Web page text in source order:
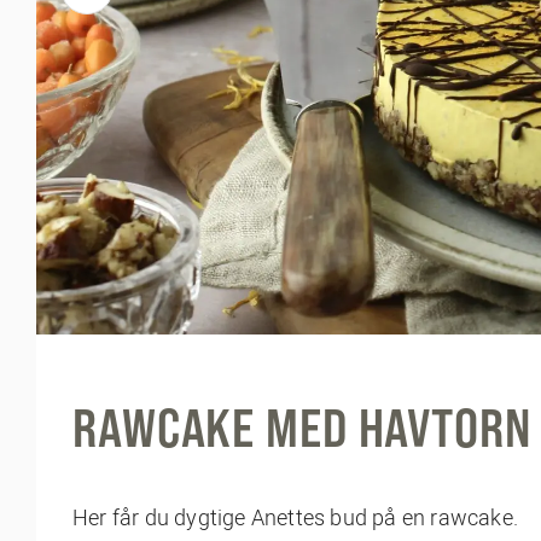
RAWCAKE MED HAVTORN
Her får du dygtige Anettes bud på en rawcake.